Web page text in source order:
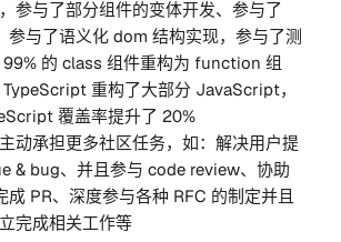
参与了部分组件的变体开发、参与了
参与了语义化 dom 结构实现，参与了测
的 class 组件重构为 function 组
重构了大部分 JavaScript，
覆盖率提升了 20%
动承担更多社区任务，如：解决用户提
& bug、并且参与 code review、协助
PR、深度参与各种 RFC 的制定并且
完成相关工作等